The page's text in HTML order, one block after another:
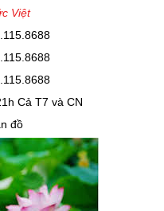
Việt
Cả T7 và CN
đồ